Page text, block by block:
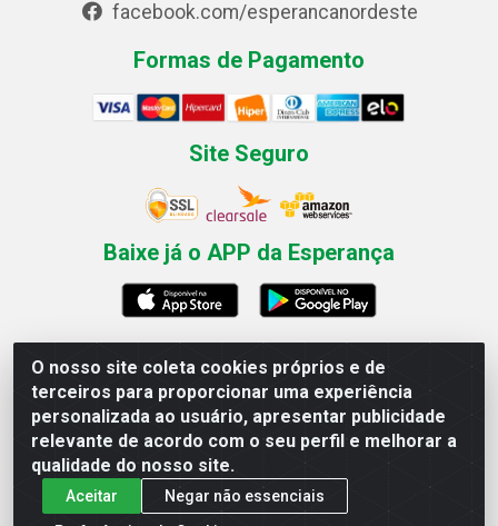
O nosso site coleta cookies próprios e de
terceiros para proporcionar uma experiência
personalizada ao usuário, apresentar publicidade
relevante de acordo com o seu perfil e melhorar a
qualidade do nosso site.
Aceitar
Negar não essenciais
facebook.com/esperancanordeste
Formas de Pagamento
Site Seguro
Baixe já o APP da Esperança
Esperança Nordeste - Rua Professor Caldas Filho, 291 -
Estância - Recife / PE CEP: 50771-335 - CNPJ
03.666.136/0001-23